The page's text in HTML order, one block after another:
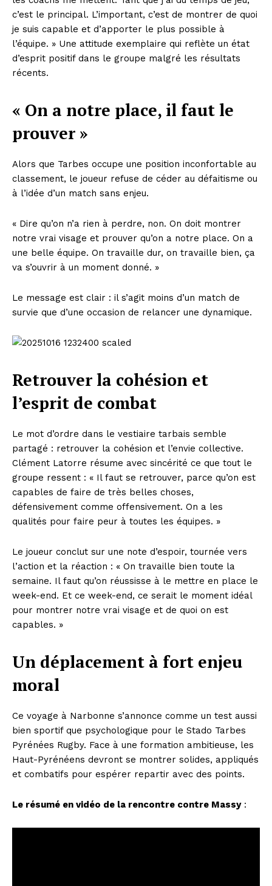
c’est le principal. L’important, c’est de montrer de quoi
je suis capable et d’apporter le plus possible à
l’équipe. » Une attitude exemplaire qui reflète un état
d’esprit positif dans le groupe malgré les résultats
récents.
« On a notre place, il faut le
prouver »
Alors que Tarbes occupe une position inconfortable au
classement, le joueur refuse de céder au défaitisme ou
à l’idée d’un match sans enjeu.
« Dire qu’on n’a rien à perdre, non. On doit montrer
notre vrai visage et prouver qu’on a notre place. On a
une belle équipe. On travaille dur, on travaille bien, ça
va s’ouvrir à un moment donné. »
Le message est clair : il s’agit moins d’un match de
survie que d’une occasion de relancer une dynamique.
Retrouver la cohésion et
l’esprit de combat
Le mot d’ordre dans le vestiaire tarbais semble
partagé : retrouver la cohésion et l’envie collective.
Clément Latorre résume avec sincérité ce que tout le
groupe ressent : « Il faut se retrouver, parce qu’on est
capables de faire de très belles choses,
défensivement comme offensivement. On a les
qualités pour faire peur à toutes les équipes. »
Le joueur conclut sur une note d’espoir, tournée vers
l’action et la réaction : « On travaille bien toute la
semaine. Il faut qu’on réussisse à le mettre en place le
week-end. Et ce week-end, ce serait le moment idéal
pour montrer notre vrai visage et de quoi on est
capables. »
Un déplacement à fort enjeu
moral
Ce voyage à Narbonne s’annonce comme un test aussi
bien sportif que psychologique pour le Stado Tarbes
Pyrénées Rugby. Face à une formation ambitieuse, les
Haut-Pyrénéens devront se montrer solides, appliqués
et combatifs pour espérer repartir avec des points.
Le résumé en vidéo de la rencontre contre Massy: